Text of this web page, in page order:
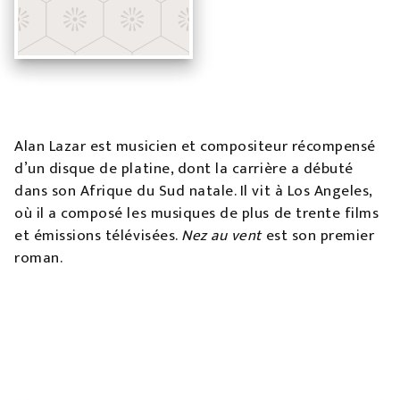
Alan Lazar est musicien et compositeur récompensé
d’un disque de platine, dont la carrière a débuté
dans son Afrique du Sud natale. Il vit à Los Angeles,
où il a composé les musiques de plus de trente films
et émissions télévisées.Nez au ventest son premier
roman.